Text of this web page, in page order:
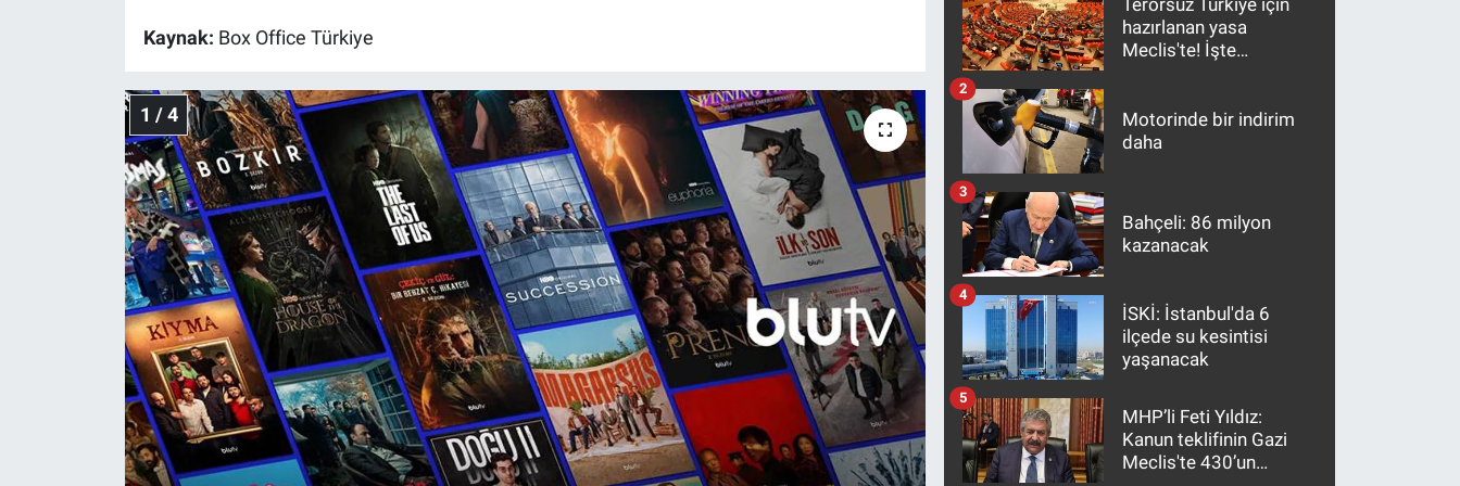
Kaynak: Box Office Türkiye
1 / 4
Terörsüz Türkiye için
hazırlanan yasa
Meclis'te! İşte
Motorinde bir indirim
daha
2
Bahçeli: 86 milyon
kazanacak
3
İSKİ: İstanbul'da 6
ilçede su kesintisi
yaşanacak
4
MHP’li Feti Yıldız:
Kanun teklifinin Gazi
Meclis'te 430’un
5
Gündem Özel
Günün görüntüsü
Koronavirüs
Kültür Sanat
Ne demişti